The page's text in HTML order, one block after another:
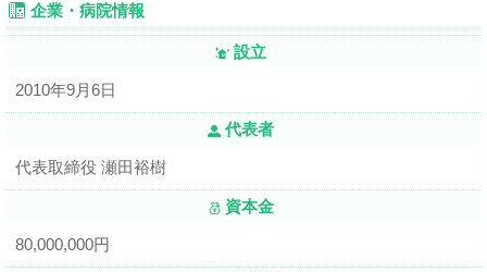
企業・病院情報
設立
2010年9月6日
代表者
代表取締役 瀬田裕樹
資本金
80,000,000円